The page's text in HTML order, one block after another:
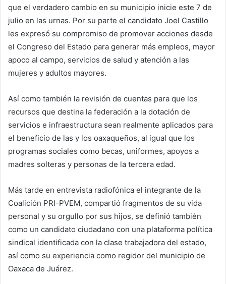
que el verdadero cambio en su municipio inicie este 7 de
julio en las urnas. Por su parte el candidato Joel Castillo
les expresó su compromiso de promover acciones desde
el Congreso del Estado para generar más empleos, mayor
apoco al campo, servicios de salud y atención a las
mujeres y adultos mayores.
Así como también la revisión de cuentas para que los
recursos que destina la federación a la dotación de
servicios e infraestructura sean realmente aplicados para
el beneficio de las y los oaxaqueños, al igual que los
programas sociales como becas, uniformes, apoyos a
madres solteras y personas de la tercera edad.
Más tarde en entrevista radiofónica el integrante de la
Coalición PRI-PVEM, compartió fragmentos de su vida
personal y su orgullo por sus hijos, se definió también
como un candidato ciudadano con una plataforma política
sindical identificada con la clase trabajadora del estado,
así como su experiencia como regidor del municipio de
Oaxaca de Juárez.